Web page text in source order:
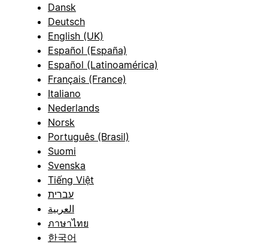
Dansk
Deutsch
English (UK)
Español (España)
Español (Latinoamérica)
Français (France)
Italiano
Nederlands
Norsk
Português (Brasil)
Suomi
Svenska
Tiếng Việt
עברית
العربية
ภาษาไทย
한국어